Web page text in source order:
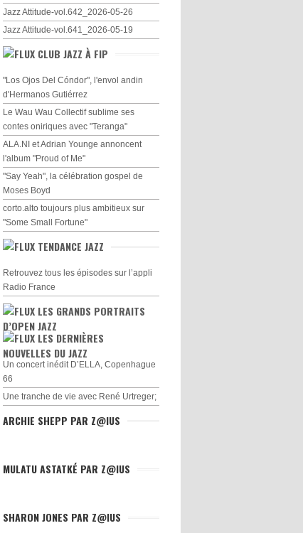
Jazz Attitude-vol.642_2026-05-26
Jazz Attitude-vol.641_2026-05-19
CLUB JAZZ À FIP
"Los Ojos Del Cóndor", l'envol andin
d'Hermanos Gutiérrez
Le Wau Wau Collectif sublime ses
contes oniriques avec "Teranga"
ALA.NI et Adrian Younge annoncent
l'album "Proud of Me"
"Say Yeah", la célébration gospel de
Moses Boyd
corto.alto toujours plus ambitieux sur
"Some Small Fortune"
TENDANCE JAZZ
Retrouvez tous les épisodes sur l’appli
Radio France
LES GRANDS PORTRAITS
D’OPEN JAZZ
LES DERNIÈRES
NOUVELLES DU JAZZ
Un concert inédit D’ELLA, Copenhague
66
Une tranche de vie avec René Urtreger;
ARCHIE SHEPP PAR Z@IUS
MULATU ASTATKÉ PAR Z@IUS
SHARON JONES PAR Z@IUS